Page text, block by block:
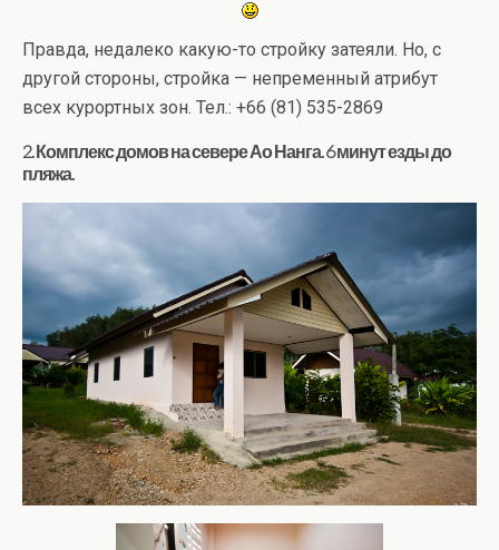
Правда, недалеко какую-то стройку затеяли. Но, с
другой стороны, стройка — непременный атрибут
всех курортных зон. Тел.: +66 (81) 535-2869
2. Комплекс домов на севере Ао Нанга. 6 минут езды до
пляжа.